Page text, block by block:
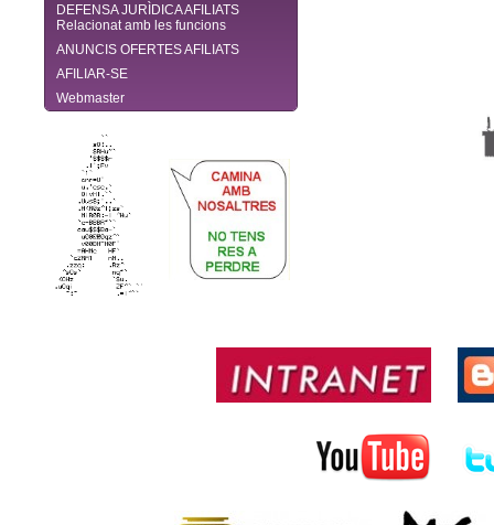
DEFENSA JURÌDICA AFILIATS
Relacionat amb les funcions
ANUNCIS OFERTES AFILIATS
AFILIAR-SE
Webmaster